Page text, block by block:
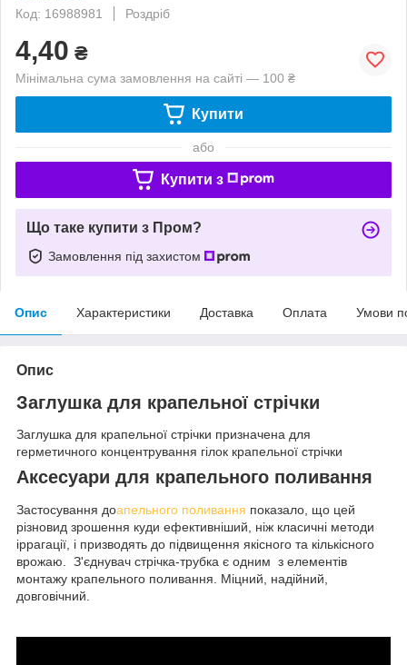
Код: 16988981
Роздріб
4,40 ₴
Мінімальна сума замовлення на сайті — 100 ₴
Купити
або
Купити з
Що таке купити з Пром?
Замовлення під захистом
Опис Характеристики Доставка Оплата Умови
Опис
Заглушка для крапельної стрічки
Заглушка для крапельної стрічки призначена для
герметичного концентрування гілок крапельної стрічки
Аксесуари для крапельного поливання
Застосування доапельного поливання показало, що цей
різновид зрошення куди ефективніший, ніж класичні методи
іррагації, і призводять до підвищення якісного та кількісного
врожаю. З'єднувач стрічка-трубка є одним з елементів
монтажу крапельного поливання. Міцний, надійний,
довговічний.